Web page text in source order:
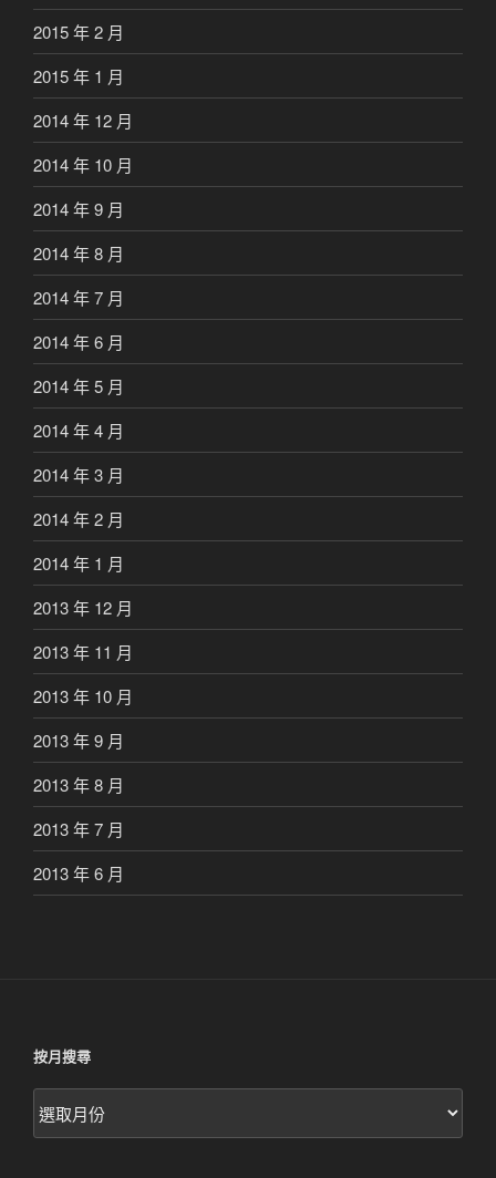
2015 年 2 月
2015 年 1 月
2014 年 12 月
2014 年 10 月
2014 年 9 月
2014 年 8 月
2014 年 7 月
2014 年 6 月
2014 年 5 月
2014 年 4 月
2014 年 3 月
2014 年 2 月
2014 年 1 月
2013 年 12 月
2013 年 11 月
2013 年 10 月
2013 年 9 月
2013 年 8 月
2013 年 7 月
2013 年 6 月
按月搜尋
按
月